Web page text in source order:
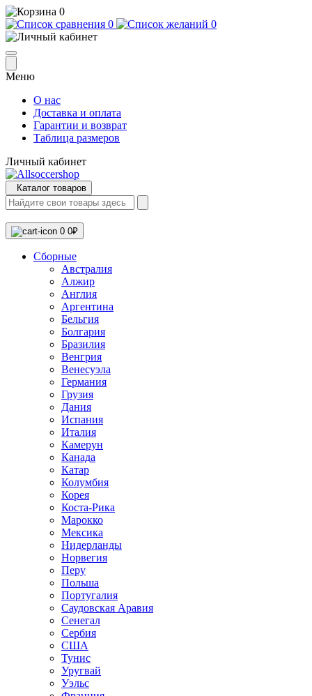
0
0
0
Меню
О нас
Доставка и оплата
Гарантии и возврат
Таблица размеров
Личный кабинет
Каталог товаров
0 0₽
Сборные
Австралия
Алжир
Англия
Аргентина
Бельгия
Болгария
Бразилия
Венгрия
Венесуэла
Германия
Грузия
Дания
Испания
Италия
Камерун
Канада
Катар
Колумбия
Корея
Коста-Рика
Марокко
Мексика
Нидерланды
Норвегия
Перу
Польша
Португалия
Саудовская Аравия
Сенегал
Сербия
США
Тунис
Уругвай
Уэльс